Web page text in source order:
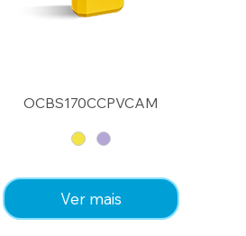
OCBS170CCPVCAM
Ver mais